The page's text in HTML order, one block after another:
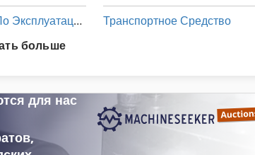
Инструкция По Эксплуатации
Транспортное Средство
больше
для нас